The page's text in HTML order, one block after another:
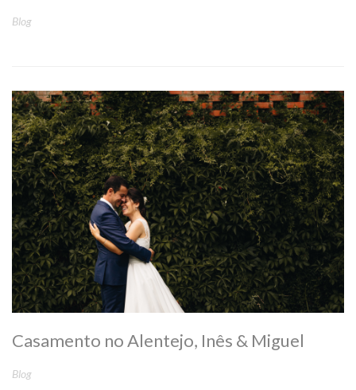
Blog
Casamento no Alentejo, Inês & Miguel
Blog